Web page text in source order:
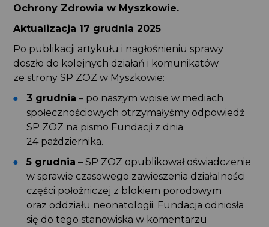
Ochrony Zdrowia w Myszkowie.
Aktualizacja 17 grudnia 2025
Po publikacji artykułu i nagłośnieniu sprawy
doszło do kolejnych działań i komunikatów
ze strony SP ZOZ w Myszkowie:
3 grudnia – po naszym wpisie w mediach
społecznościowych otrzymałyśmy odpowiedź
SP ZOZ na pismo Fundacji z dnia
24 października.
5 grudnia – SP ZOZ opublikował oświadczenie
w sprawie czasowego zawieszenia działalności
części położniczej z blokiem porodowym
oraz oddziału neonatologii. Fundacja odniosła
się do tego stanowiska w komentarzu